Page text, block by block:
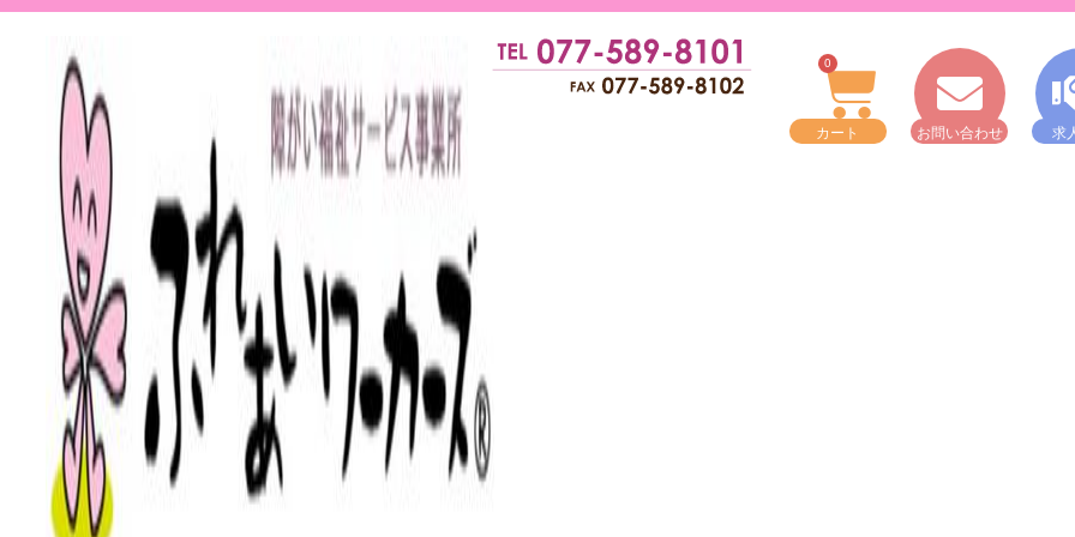
0
カート お問い合わせ 求